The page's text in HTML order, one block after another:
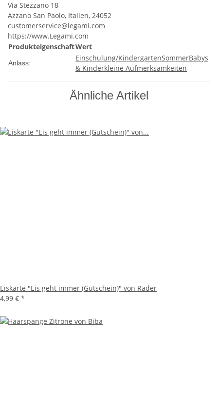
Via Stezzano 18
Azzano San Paolo, Italien, 24052
customerservice@legami.com
https://www.Legami.com
ProdukteigenschaftWert
Anlass:
Einschulung/KindergartenSommerBabys
& Kinderkleine Aufmerksamkeiten
Ähnliche Artikel
Eiskarte "Eis geht immer (Gutschein)" von Räder
4,99 € *